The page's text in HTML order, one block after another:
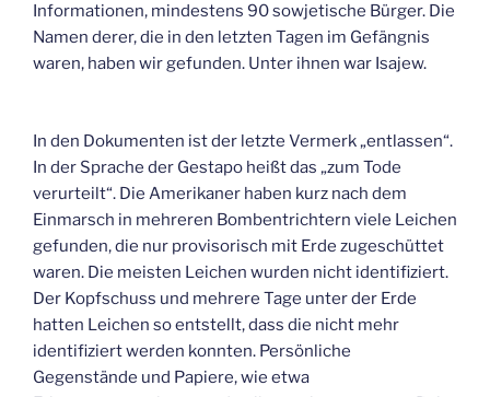
Informationen, mindestens 90 sowjetische Bürger. Die
Namen derer, die in den letzten Tagen im Gefängnis
waren, haben wir gefunden. Unter ihnen war Isajew.
In den Dokumenten ist der letzte Vermerk „entlassen“.
In der Sprache der Gestapo heißt das „zum Tode
verurteilt“. Die Amerikaner haben kurz nach dem
Einmarsch in mehreren Bombentrichtern viele Leichen
gefunden, die nur provisorisch mit Erde zugeschüttet
waren. Die meisten Leichen wurden nicht identifiziert.
Der Kopfschuss und mehrere Tage unter der Erde
hatten Leichen so entstellt, dass die nicht mehr
identifiziert werden konnten. Persönliche
Gegenstände und Papiere, wie etwa